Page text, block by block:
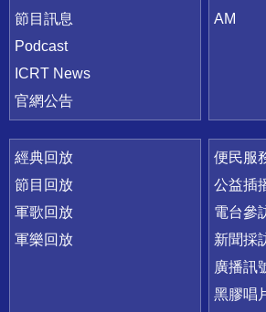
節目訊息
Podcast
ICRT News
官網公告
AM
經典回放
節目回放
軍歌回放
軍樂回放
便民服
公益插
電台參
新聞採
廣播訊
黑膠唱